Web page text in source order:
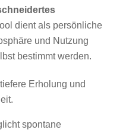
dient als persönliche
und Nutzung
bestimmt werden.
Erholung und
spontane